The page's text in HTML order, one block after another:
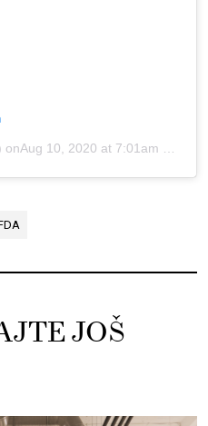
onAug 10, 2020 at 7:01am PDT
JOŠ